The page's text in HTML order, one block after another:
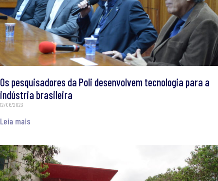
Os pesquisadores da Poli desenvolvem tecnologia para a
indústria brasileira
12/06/2023
Leia mais